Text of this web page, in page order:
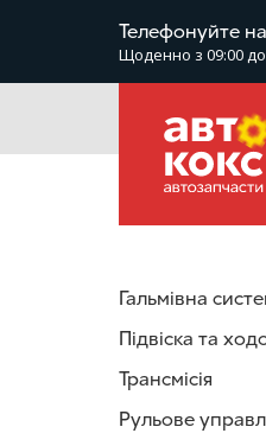
Щоденно з 09:00 до
Гальмівна
Підвіска та
Трансмісія
Рульове